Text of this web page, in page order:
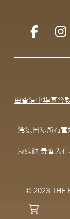
由香港中华基督
湾景国际所有
为感谢 贵客入
© 2023 THE